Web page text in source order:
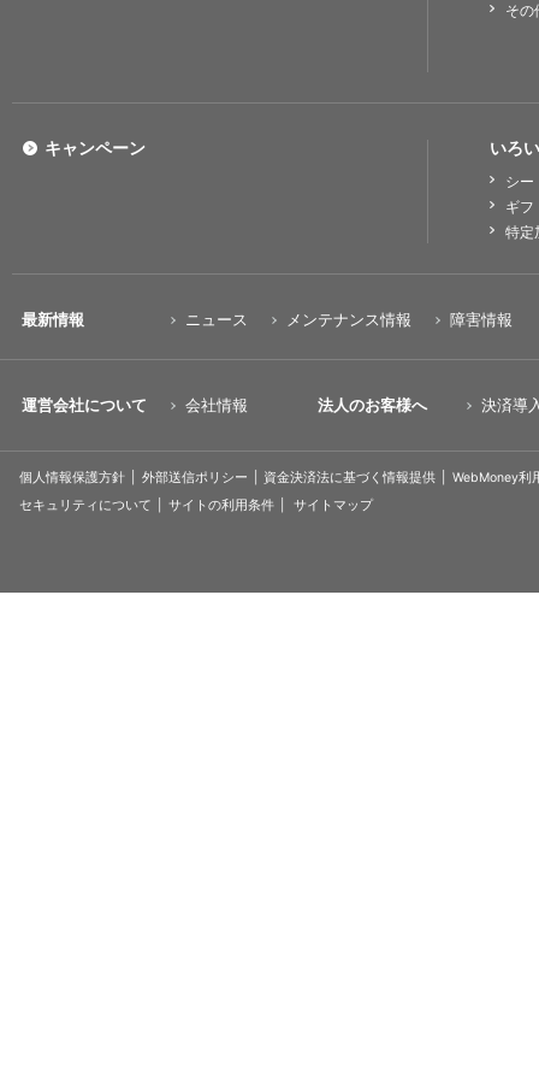
その
いろ
シー
ギフ
特定
キャンペーン
最新情報 ニュース メンテナンス情報 障害情報
運営会社について 会社情報 法人のお客様へ 決済導
個人情報保護方針 外部送信ポリシー 資金決済法に基づく情報提供
WebMoney利
セキュリティについて
サイトの利用条件 サイトマップ